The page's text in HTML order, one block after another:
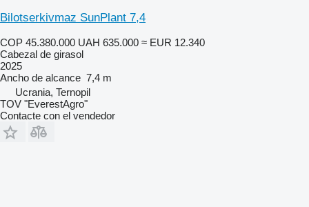
Bilotserkivmaz SunPlant 7,4
COP 45.380.000 UAH 635.000 ≈ EUR 12.340
Cabezal de girasol
2025
Ancho de alcance 7,4 m
Ucrania, Ternopil
TOV "EverestAgro"
Contacte con el vendedor